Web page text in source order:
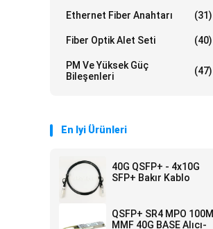
Ethernet Fiber Anahtarı (31)
Fiber Optik Alet Seti (40)
PM Ve Yüksek Güç
Bileşenleri
(47)
En Iyi Ürünleri
40G QSFP+ - 4x10G
SFP+ Bakır Kablo
QSFP+ SR4 MPO 100M
MMF 40G BASE Alıcı-